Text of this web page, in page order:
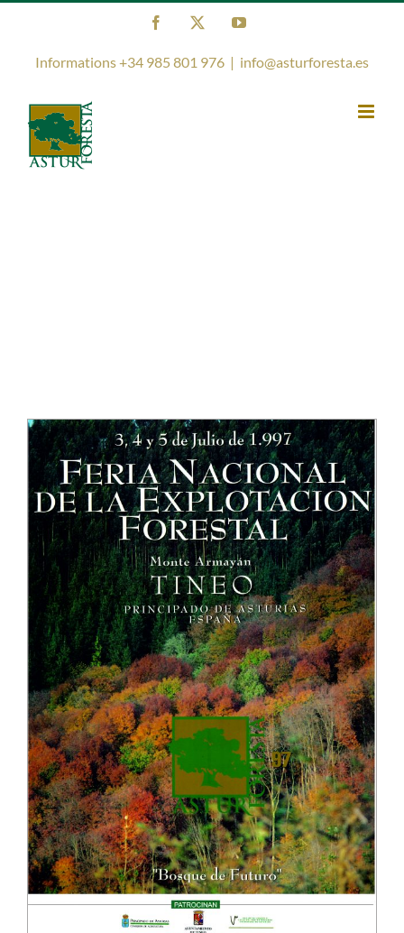
Facebook YouTube
Informations +34 985 801 976 | info@asturforesta.es